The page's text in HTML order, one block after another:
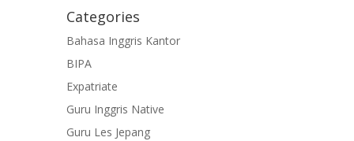
Categories
Bahasa Inggris Kantor
BIPA
Expatriate
Guru Inggris Native
Guru Les Jepang